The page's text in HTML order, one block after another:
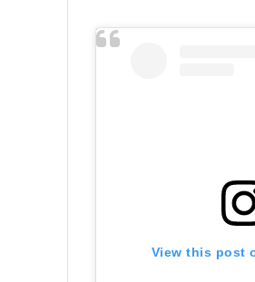
View this post